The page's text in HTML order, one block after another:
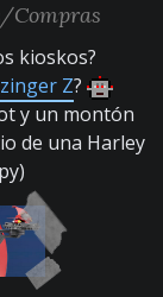
Compras
kioskos?
Z?
y un montón
de una Harley